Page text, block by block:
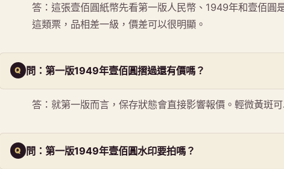
答：這張壹佰圓紙幣先看第一版人民幣、1949年和壹佰圓
這類票，品相差一級，價差可以很明顯。
問：第一版1949年壹佰圓摺過還有價嗎？
答：就第一版而言，保存狀態會直接影響報價。輕微黃斑
問：第一版1949年壹佰圓水印要拍嗎？